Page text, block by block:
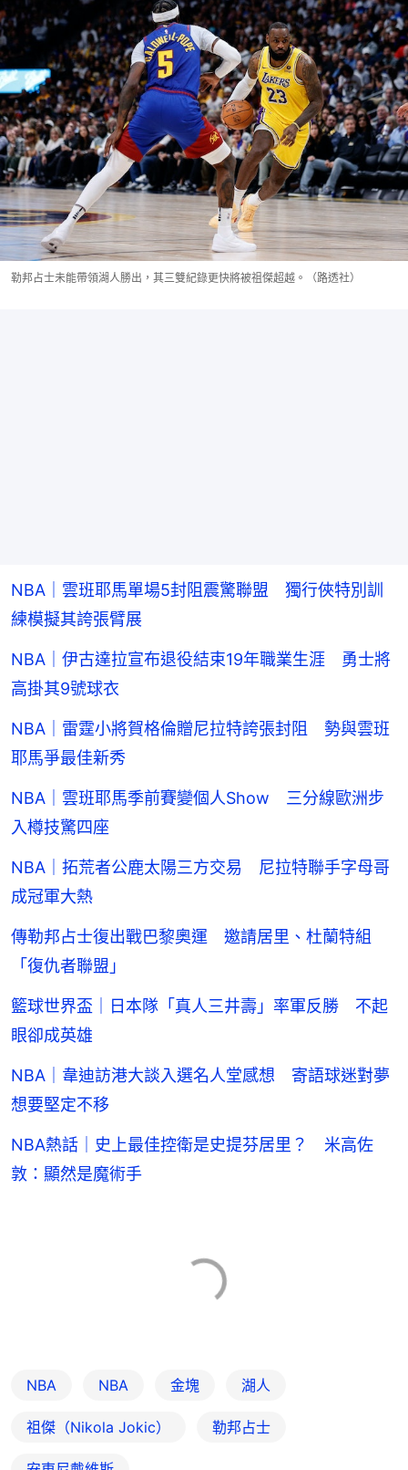
勒邦占士未能帶領湖人勝出，其三雙紀錄更快將被祖傑超越。（路透社）
NBA｜雲班耶馬單場5封阻震驚聯盟 獨行俠特別訓
練模擬其誇張臂展
NBA｜伊古達拉宣布退役結束19年職業生涯 勇士將
高掛其9號球衣
NBA｜雷霆小將賀格倫贈尼拉特誇張封阻 勢與雲班
耶馬爭最佳新秀
NBA｜雲班耶馬季前賽變個人Show 三分線歐洲步
入樽技驚四座
NBA｜拓荒者公鹿太陽三方交易 尼拉特聯手字母哥
成冠軍大熱
傳勒邦占士復出戰巴黎奧運 邀請居里、杜蘭特組
「復仇者聯盟」
籃球世界盃｜日本隊「真人三井壽」率軍反勝 不起
眼卻成英雄
NBA｜韋迪訪港大談入選名人堂感想 寄語球迷對夢
想要堅定不移
NBA熱話｜史上最佳控衛是史提芬居里？ 米高佐
敦：顯然是魔術手
NBA NBA 金塊 湖人
祖傑（Nikola Jokic） 勒邦占士